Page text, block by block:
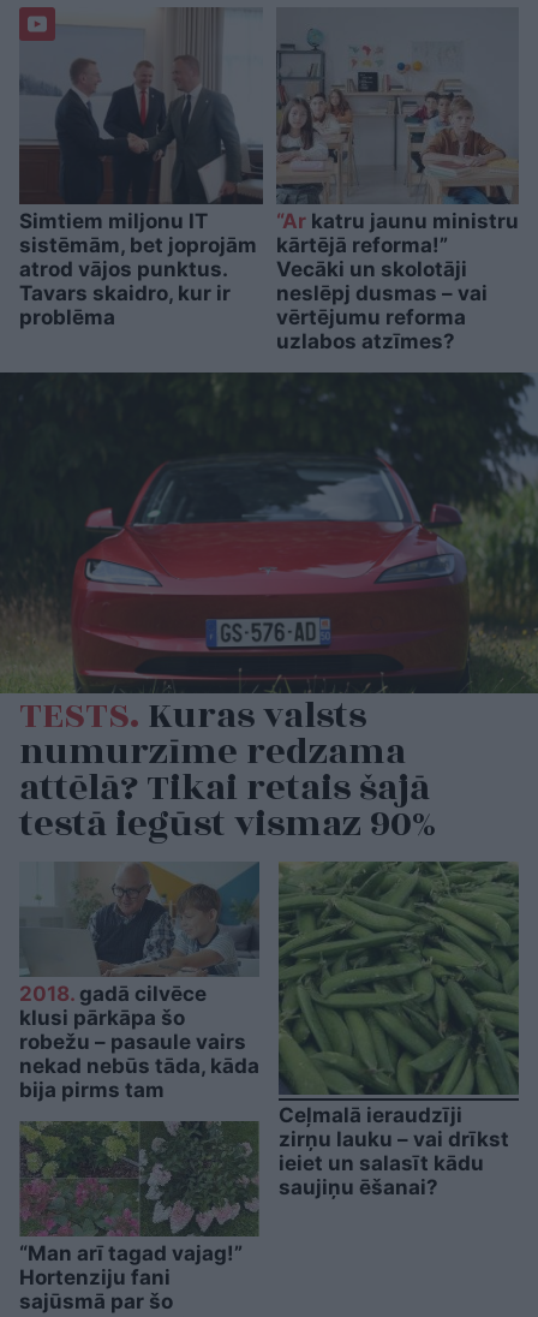
Simtiem miljonu IT
sistēmām, bet joprojām
atrod vājos punktus.
Tavars skaidro, kur ir
problēma
“Arkatru jaunu ministru
kārtējā reforma!”
Vecāki un skolotāji
neslēpj dusmas – vai
vērtējumu reforma
uzlabos atzīmes?
TESTS.Kuras valsts
numurzīme redzama
attēlā? Tikai retais šajā
testā iegūst vismaz 90%
2018. gadā cilvēce
klusi pārkāpa šo
robežu – pasaule vairs
nekad nebūs tāda, kāda
bija pirms tam
“Man arī tagad vajag!”
Hortenziju fani
sajūsmā par šo
Ceļmalā ieraudzīji
zirņu lauku – vai drīkst
ieiet un salasīt kādu
saujiņu ēšanai?